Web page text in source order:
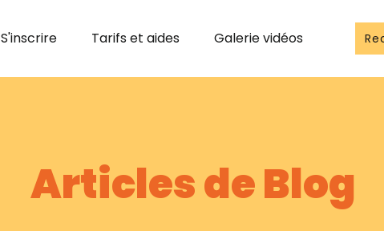
S'inscrire Tarifs et aides Galerie vidéos
Articles de Blog